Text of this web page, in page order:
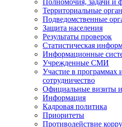
Полномочия, задачи и
Территориальные
Подведомственные
Защита населения
Результаты проверок
Статистическая
Информационные
Учрежденные СМИ
Участие в программах
сотрудничество
Официальные визиты и
Информация
Кадровая политика
Приоритеты
Противодействие